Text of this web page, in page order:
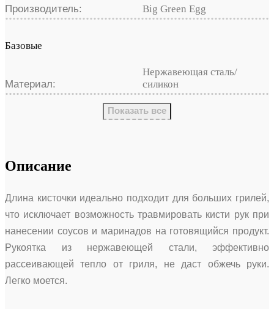
Производитель: Big Green Egg
Базовые
Материал:
Нержавеющая сталь/
силикон
Показать все
Описание
Длина кисточки идеально подходит для больших грилей,
что исключает возможность травмировать кисти рук при
нанесении соусов и маринадов на готовящийся продукт.
Рукоятка из нержавеющей стали, эффективно
рассеивающей тепло от гриля, не даст обжечь руки.
Легко моется.